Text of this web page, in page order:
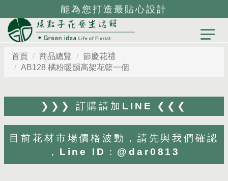
首頁 商品總覽
節慶花禮
AB128 橘粉暖韻高架花籃一個
❯❯❯ 訂購請加LINE ❮❮❮
目前花材市場價格波動，請先與我們確認
，Line ID：@dar0813
能為您打造最貼心設計